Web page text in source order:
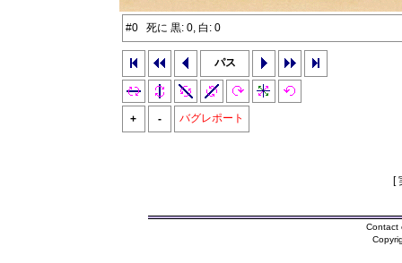
#0 死に 黒: 0, 白: 0
パス
+ - バグレポート
[
Contact